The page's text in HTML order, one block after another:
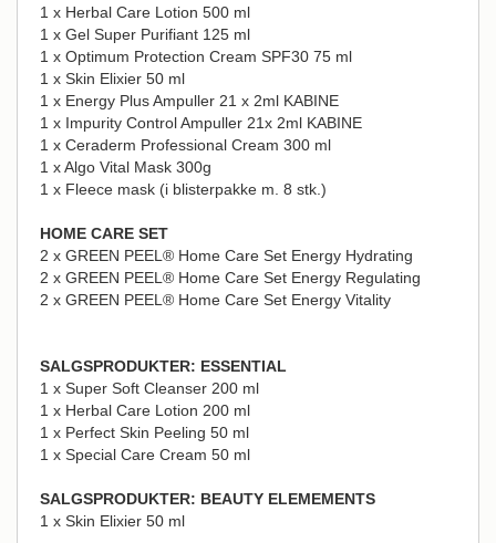
1 x Herbal Care Lotion 500 ml
1 x Gel Super Purifiant 125 ml
1 x Optimum Protection Cream SPF30 75 ml
1 x Skin Elixier 50 ml
1 x Energy Plus Ampuller 21 x 2ml KABINE
1 x Impurity Control Ampuller 21x 2ml KABINE
1 x Ceraderm Professional Cream 300 ml
1 x Algo Vital Mask 300g
1 x Fleece mask (i blisterpakke m. 8 stk.)
HOME CARE SET
2 x GREEN PEEL® Home Care Set Energy Hydrating
2 x GREEN PEEL® Home Care Set Energy Regulating
2 x GREEN PEEL® Home Care Set Energy Vitality
SALGSPRODUKTER: ESSENTIAL
1 x Super Soft Cleanser 200 ml
1 x Herbal Care Lotion 200 ml
1 x Perfect Skin Peeling 50 ml
1 x Special Care Cream 50 ml
SALGSPRODUKTER: BEAUTY ELEMEMENTS
1 x Skin Elixier 50 ml